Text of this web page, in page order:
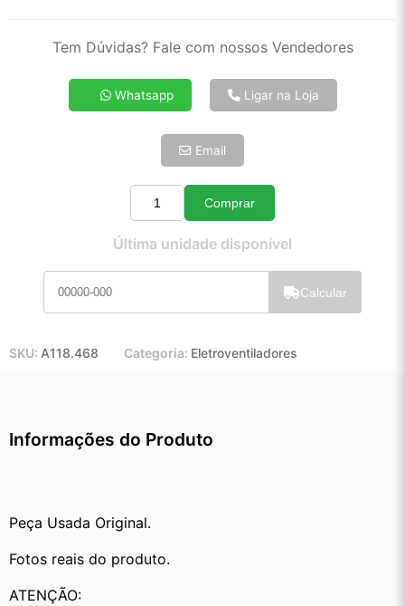
2x de R$ 160,92
4x de R$ 82,87
5x de R$ 67,16
Tem Dúvidas? Fale com nossos Vendedores
Whatsapp Ligar na Loja
Email
Quantidade
Comprar
Última unidade disponível
Calcular
SKU: A118.468 Categoria: Eletroventiladores
Informações do Produto
Peça Usada Original.
Fotos reais do produto.
ATENÇÃO: